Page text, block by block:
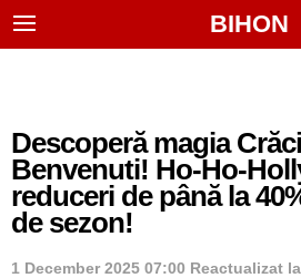
BIHON
Descoperă magia
Benvenuti! Ho-Ho-
reduceri de până la
de sezon!
1 December 2025 07:00 Reactualizat